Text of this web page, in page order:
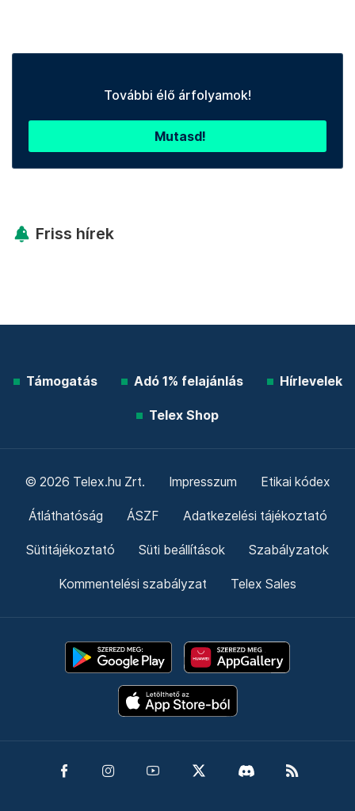
További élő árfolyamok!
Mutasd!
Friss hírek
Támogatás Adó 1% felajánlás Hírlevelek
Telex Shop
© 2026 Telex.hu Zrt. Impresszum Etikai kódex
Átláthatóság ÁSZF Adatkezelési tájékoztató
Sütitájékoztató Süti beállítások Szabályzatok
Kommentelési szabályzat Telex Sales